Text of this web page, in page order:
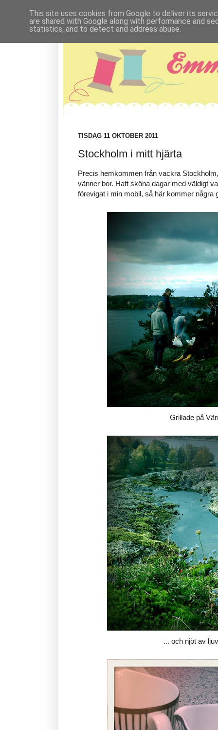
TISDAG 11 OKTOBER 2011
Stockholm i mitt hjärta
Precis hemkommen från vackra
vänner bor. Haft sköna dagar med väldigt
förevigat i min mobil, så här kommer några
Grillade på
... och njöt av
This site uses cookies from Google to deliver its
are shared with Google along with performance and
statistics, and to detect and address abuse.